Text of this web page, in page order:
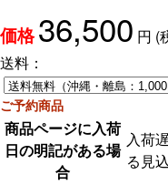
価格 36,500 円 (
送料：
ご予約商品
商品ページに入荷
日の明記がある場
合
入荷
る見